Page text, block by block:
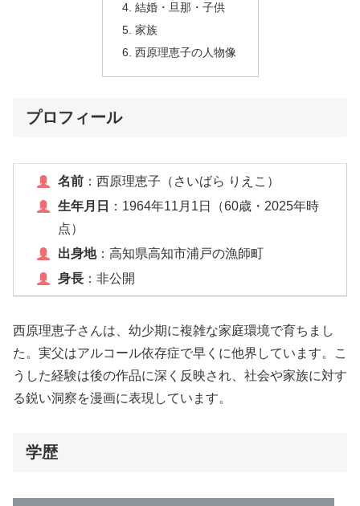
結婚・旦那・子供
家族
西原理恵子の人物像
プロフィール
名前：西原理恵子（さいばら りえこ）
生年月日
：1964年11月1日（60歳・2025年時
点）
出身地：高知県高知市浦戸の漁師町
身長：非公開
西原理恵子さんは、幼少期に複雑な家庭環境で育ちまし
た。実父はアルコール依存症で早くに他界しています。こ
うした経験は後の作品に深く反映され、社会や家族に対す
る鋭い洞察を漫画に表現しています。
学歴